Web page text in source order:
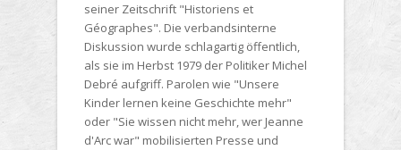
seiner Zeitschrift "Historiens et
Géographes". Die verbandsinterne
Diskussion wurde schlagartig öffentlich,
als sie im Herbst 1979 der Politiker Michel
Debré aufgriff. Parolen wie "Unsere
Kinder lernen keine Geschichte mehr"
oder "Sie wissen nicht mehr, wer Jeanne
d'Arc war" mobilisierten Presse und